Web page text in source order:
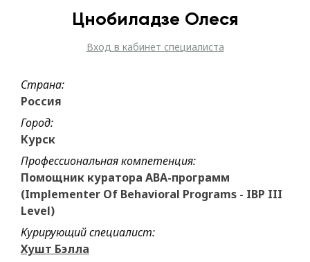
Цнобиладзе Олеся
Вход в кабинет специалиста
Страна:
Россия
Город:
Курск
Профессиональная компетенция:
Помощник куратора АВА-программ
(Implementer Of Behavioral Programs - IBP III
Level)
Курирующий специалист:
Хушт Бэлла